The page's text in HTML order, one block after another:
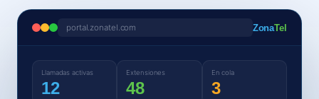
portal.zonatel.com ZonaTel
Llamadas activas
12
Extensiones
48
En cola
3